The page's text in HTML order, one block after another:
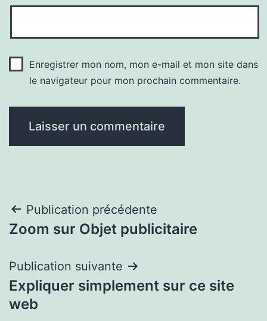
Enregistrer mon nom, mon e-mail et mon site dans
le navigateur pour mon prochain commentaire.
Navigation
de
l’article
Publication précédente
Zoom sur Objet publicitaire
Publication suivante
Expliquer simplement sur ce site
web